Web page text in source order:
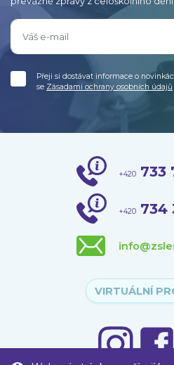
Přeji si dostávat informace o
se Zásadami ochrany osobních údajů
+420 733
+420 734
VIRTUÁLNÍ